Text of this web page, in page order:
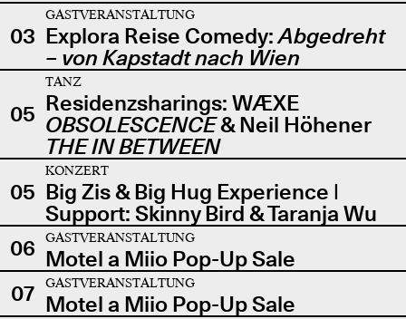
03
GASTVERANSTALTUNG
Explora Reise Comedy:Abgedreht
– von Kapstadt nach Wien
05
TANZ
Residenzsharings: WÆXE
OBSOLESCENCE& Neil Höhener
THE IN BETWEEN
05
KONZERT
Big Zis & Big Hug Experience |
Support: Skinny Bird & Taranja Wu
06
GASTVERANSTALTUNG
Motel a Miio Pop-Up Sale
07
GASTVERANSTALTUNG
Motel a Miio Pop-Up Sale